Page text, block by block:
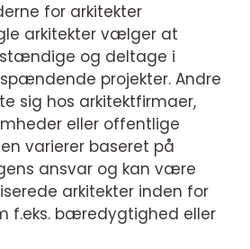
for arkitekter
arkitekter vælger at
og deltage i
projekter. Andre
sig hos arkitektfirmaer,
eller offentlige
varierer baseret på
ansvar og kan være
arkitekter inden for
f.eks. bæredygtighed eller